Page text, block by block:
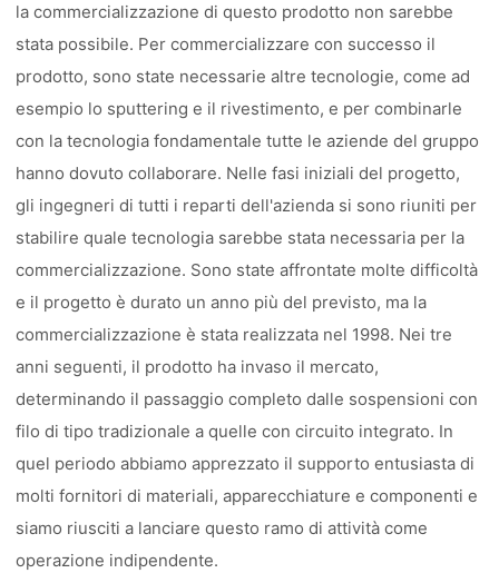
la commercializzazione di questo prodotto non sarebbe
stata possibile. Per commercializzare con successo il
prodotto, sono state necessarie altre tecnologie, come ad
esempio lo sputtering e il rivestimento, e per combinarle
con la tecnologia fondamentale tutte le aziende del gruppo
hanno dovuto collaborare. Nelle fasi iniziali del progetto,
gli ingegneri di tutti i reparti dell'azienda si sono riuniti per
stabilire quale tecnologia sarebbe stata necessaria per la
commercializzazione. Sono state affrontate molte difficoltà
e il progetto è durato un anno più del previsto, ma la
commercializzazione è stata realizzata nel 1998. Nei tre
anni seguenti, il prodotto ha invaso il mercato,
determinando il passaggio completo dalle sospensioni con
filo di tipo tradizionale a quelle con circuito integrato. In
quel periodo abbiamo apprezzato il supporto entusiasta di
molti fornitori di materiali, apparecchiature e componenti e
siamo riusciti a lanciare questo ramo di attività come
operazione indipendente.